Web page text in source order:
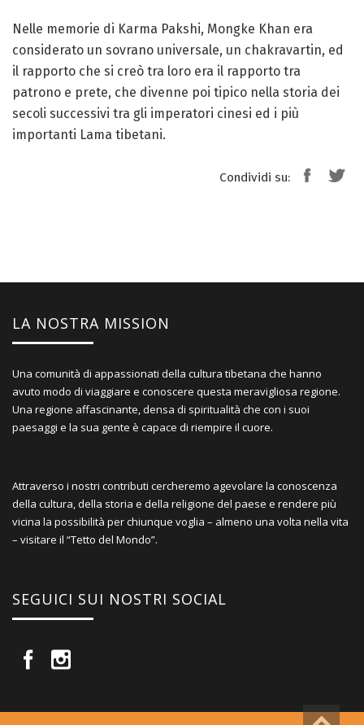
Nelle memorie di Karma Pakshi, Mongke Khan era
considerato un sovrano universale, un chakravartin, ed
il rapporto che si creò tra loro era il rapporto tra
patrono e prete, che divenne poi tipico nella storia dei
secoli successivi tra gli imperatori cinesi ed i più
importanti Lama tibetani.
Condividi su:
LA NOSTRA MISSION
Una comunità di appassionati della cultura tibetana che hanno
avuto modo di viaggiare e conoscere questa meravigliosa regione.
Una regione affascinante, densa di spiritualità che con i suoi
paesaggi e la sua gente è capace di riempire il cuore.
Attraverso i nostri contributi cercheremo agevolare la conoscenza
della cultura, della storia e della religione del paese e rendere più
vicina la possibilità per chiunque voglia – almeno una volta nella vita
– visitare il “Tetto del Mondo”.
SEGUICI SUI NOSTRI SOCIAL